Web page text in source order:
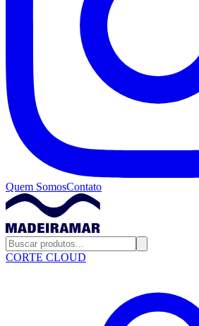
Quem SomosContato
CORTE CLOUD